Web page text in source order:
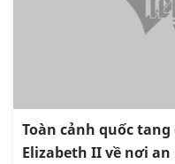
Toàn cảnh quốc
Elizabeth II về nơi